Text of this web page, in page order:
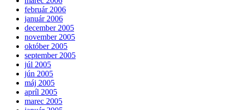
február 2006
január 2006
december 2005
november 2005
október 2005
september 2005
júl 2005
jún 2005
máj 2005
apríl 2005
marec 2005